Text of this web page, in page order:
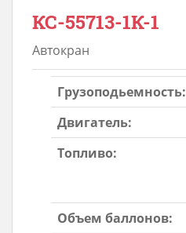
КС-55713-1К-1
Автокран
Грузоподьемность:
Двигатель:
Топливо:
Объем баллонов: